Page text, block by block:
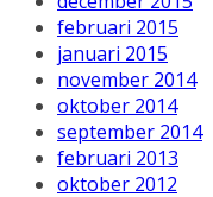
februari 2015
januari 2015
november 2014
oktober 2014
september 2014
februari 2013
oktober 2012